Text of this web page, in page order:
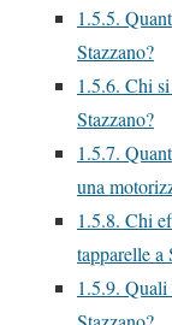
1.5.5.
Stazzano?
1.5.6. Chi
Stazzano?
1.5.7.
una
1.5.8. Chi
tapparelle a
1.5.9. Quali